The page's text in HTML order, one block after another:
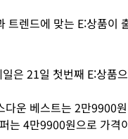
트렌드에 맞는 E:상품이
은 21일 첫번째 E:상품
다운 베스트는 2만9900
는 4만9900원으로 가격